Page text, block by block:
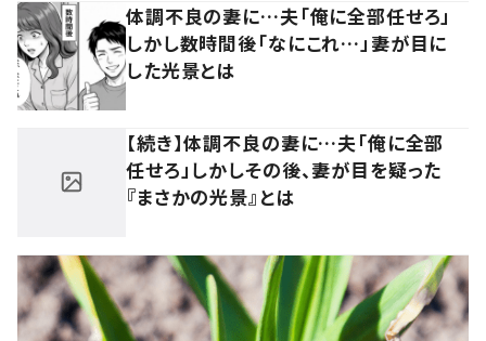
体調不良の妻に…夫「俺に全部任せろ」
しかし数時間後「なにこれ…」妻が目に
した光景とは
【続き】体調不良の妻に…夫「俺に全部
任せろ」しかしその後、妻が目を疑った
『まさかの光景』とは